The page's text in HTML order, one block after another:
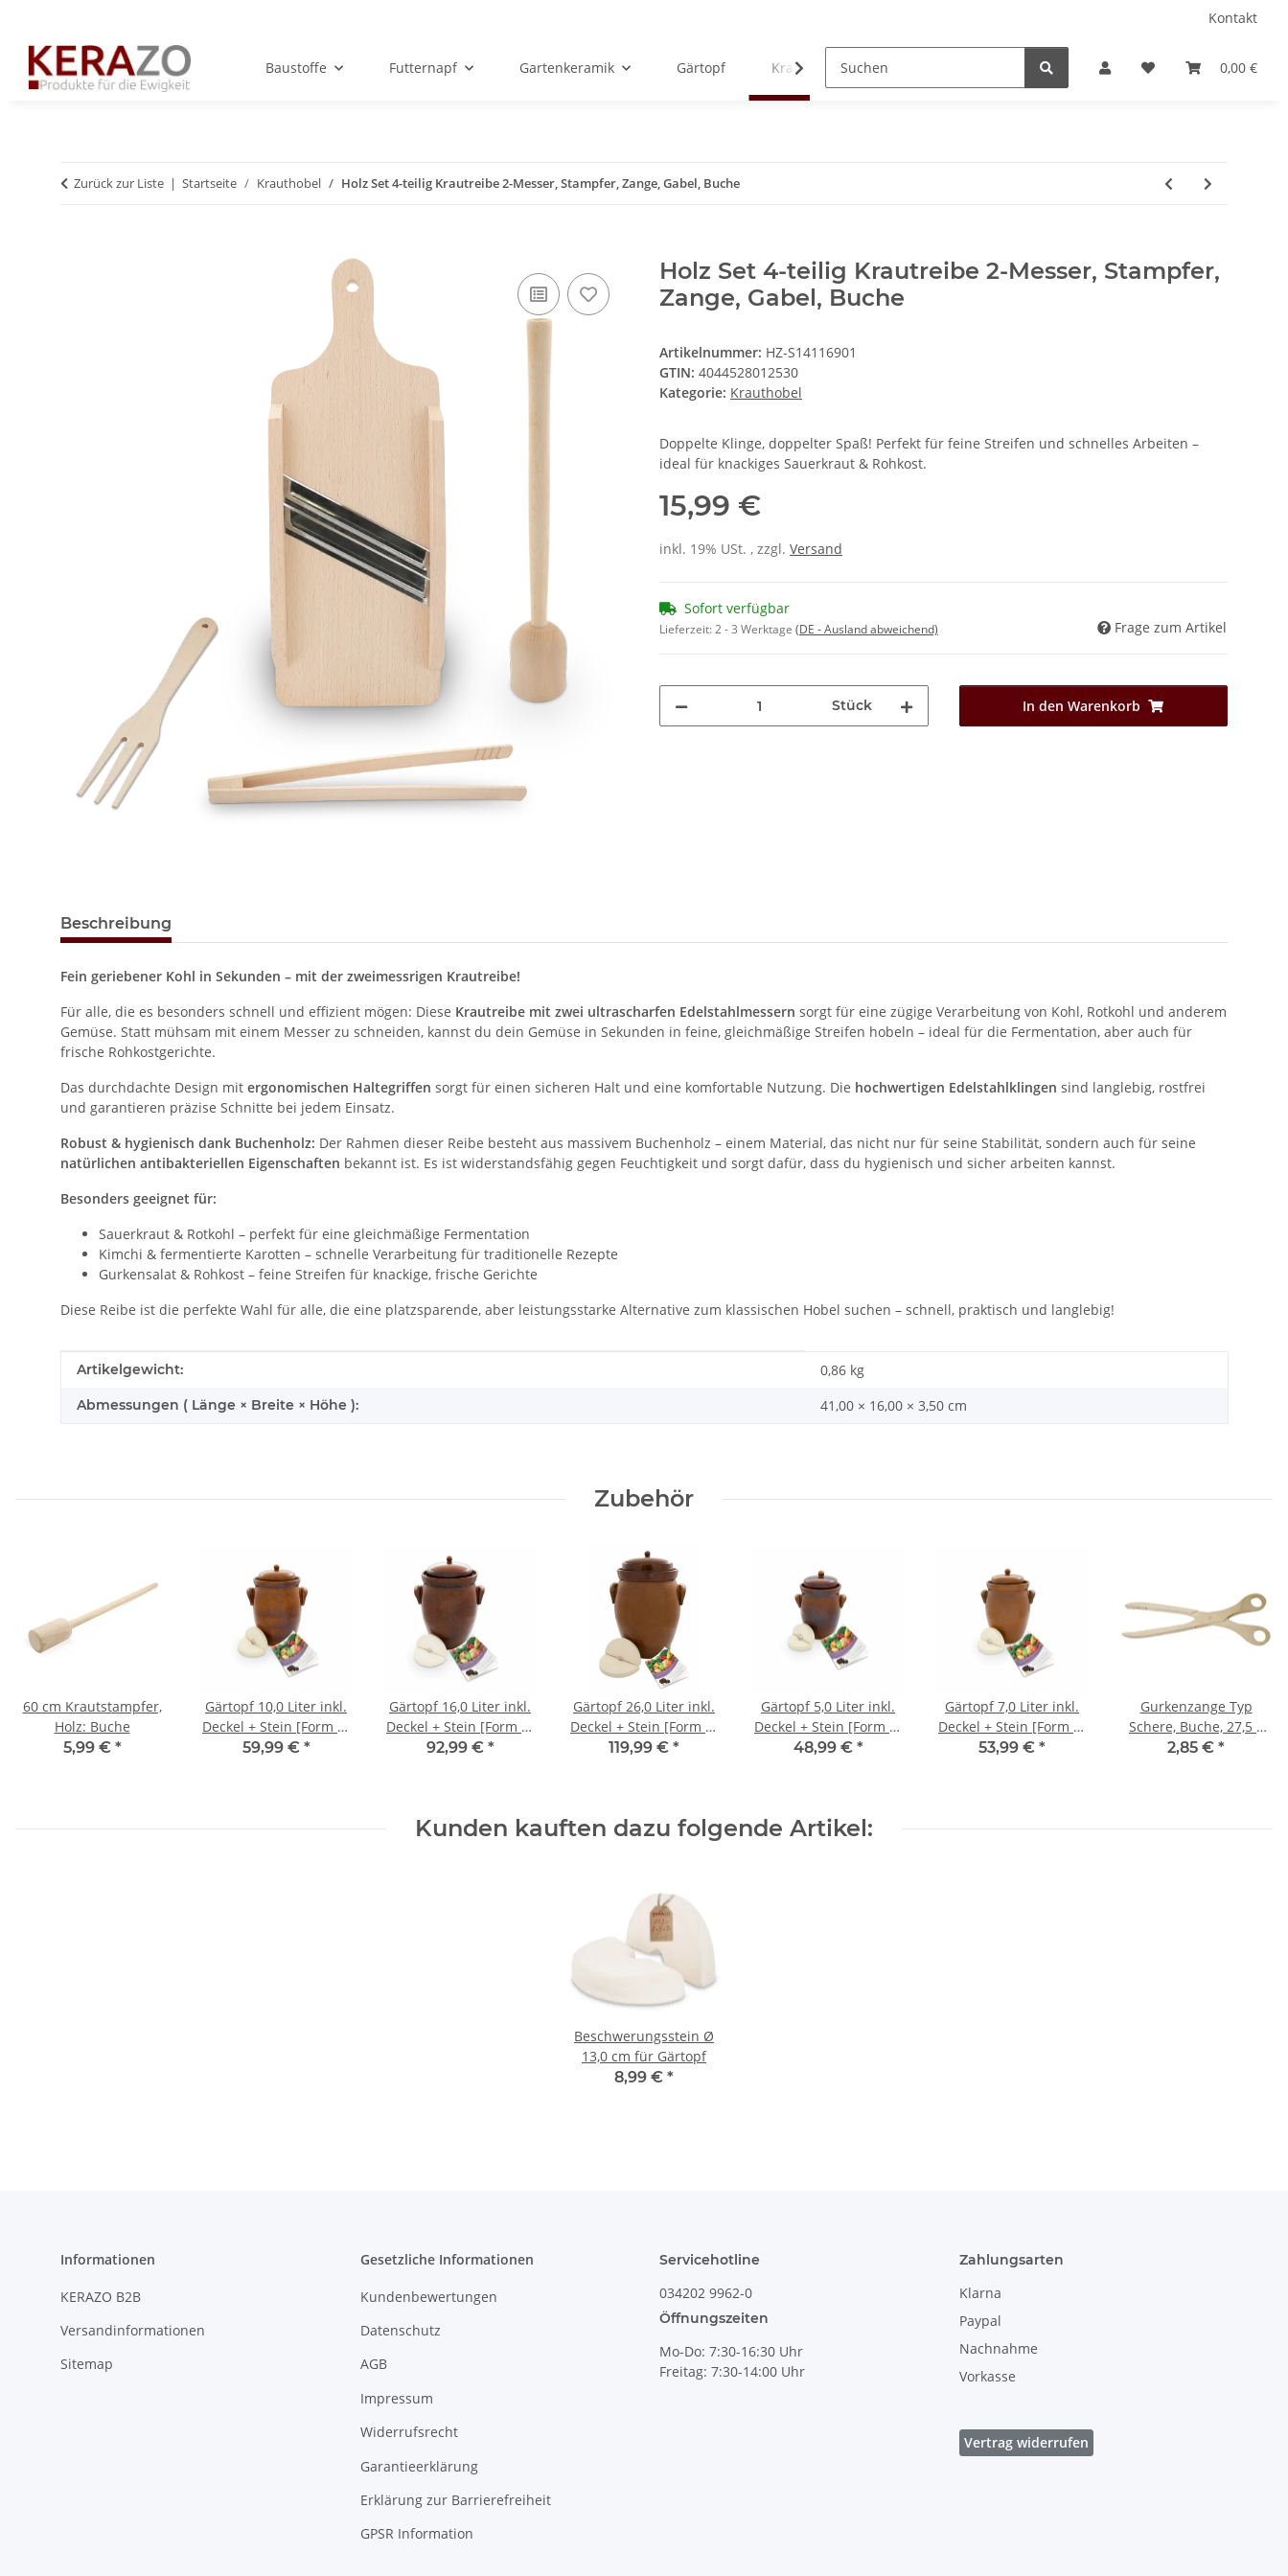
Kontakt
0,00 €
Baustoffe Futternapf Gartenkeramik Gärtopf Krauthobel Rumtopf
Zurück zur Liste Startseite Krauthobel Holz Set 4-teilig Krautreibe 2-Messer, Stampfer, Zange, Gabel, Buche
Holz Set 4-teilig Krautreibe 2-Messer, Stampfer,
Zange, Gabel, Buche
Artikelnummer: HZ-S14116901
GTIN: 4044528012530
Kategorie: Krauthobel
Doppelte Klinge, doppelter Spaß! Perfekt für feine Streifen und schnelles Arbeiten –
ideal für knackiges Sauerkraut & Rohkost.
15,99 €
inkl. 19% USt. , zzgl. Versand
Sofort verfügbar
Lieferzeit:2 - 3 Werktage (DE - Ausland abweichend) Frage zum Artikel
Stück In den Warenkorb
Beschreibung
Fein geriebener Kohl in Sekunden – mit der zweimessrigen Krautreibe!
Für alle, die es besonders schnell und effizient mögen: Diese Krautreibe mit zwei ultrascharfen Edelstahlmessern sorgt für eine zügige Verarbeitung von Kohl, Rotkohl und anderem
Gemüse. Statt mühsam mit einem Messer zu schneiden, kannst du dein Gemüse in Sekunden in feine, gleichmäßige Streifen hobeln – ideal für die Fermentation, aber auch für
frische Rohkostgerichte.
Das durchdachte Design mit ergonomischen Haltegriffen sorgt für einen sicheren Halt und eine komfortable Nutzung. Die hochwertigen Edelstahlklingen sind langlebig, rostfrei
und garantieren präzise Schnitte bei jedem Einsatz.
Robust & hygienisch dank Buchenholz: Der Rahmen dieser Reibe besteht aus massivem Buchenholz – einem Material, das nicht nur für seine Stabilität, sondern auch für seine
natürlichen antibakteriellen Eigenschaften bekannt ist. Es ist widerstandsfähig gegen Feuchtigkeit und sorgt dafür, dass du hygienisch und sicher arbeiten kannst.
Besonders geeignet für:
Sauerkraut & Rotkohl – perfekt für eine gleichmäßige Fermentation
Kimchi & fermentierte Karotten – schnelle Verarbeitung für traditionelle Rezepte
Gurkensalat & Rohkost – feine Streifen für knackige, frische Gerichte
Diese Reibe ist die perfekte Wahl für alle, die eine platzsparende, aber leistungsstarke Alternative zum klassischen Hobel suchen – schnell, praktisch und langlebig!
Produkteigenschaft
Wert
Artikelgewicht: 0,86 kg
Abmessungen ( Länge × Breite × Höhe ): 41,00 × 16,00 × 3,50 cm
Zubehör
60 cm Krautstampfer,
Holz: Buche
5,99 € *
Gärtopf 10,0 Liter inkl.
Deckel + Stein [Form 2]
braun
59,99 € *
Gärtopf 16,0 Liter inkl.
Deckel + Stein [Form 2]
braun
92,99 € *
Gärtopf 26,0 Liter inkl.
Deckel + Stein [Form 2]
braun
119,99 € *
Gärtopf 5,0 Liter inkl.
Deckel + Stein [Form 2]
braun
48,99 € *
Gärtopf 7,0 Liter inkl.
Deckel + Stein [Form 2]
braun
53,99 € *
Gurkenzange Typ
Schere, Buche, 27,5 x
7,0 cm
2,85 € *
Kunden kauften dazu folgende Artikel:
Beschwerungsstein Ø
13,0 cm für Gärtopf
8,99 € *
Informationen
KERAZO B2B
Versandinformationen
Sitemap
Gesetzliche Informationen
Kundenbewertungen
Datenschutz
AGB
Impressum
Widerrufsrecht
Garantieerklärung
Erklärung zur Barrierefreiheit
GPSR Information
Servicehotline
034202 9962-0
Öffnungszeiten
Mo-Do: 7:30-16:30 Uhr
Freitag: 7:30-14:00 Uhr
Zahlungsarten
Klarna
Paypal
Nachnahme
Vorkasse
Vertrag widerrufen